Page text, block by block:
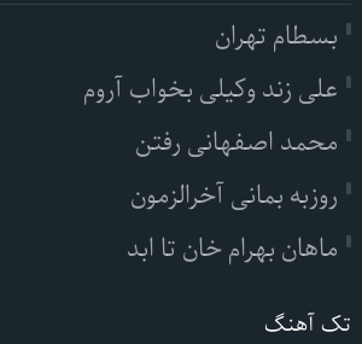
بسطام تهران
علی زند وکیلی بخواب آروم
محمد اصفهانی رفتن
روزبه بمانی آخرالزمون
ماهان بهرام خان تا ابد
تک آهنگ